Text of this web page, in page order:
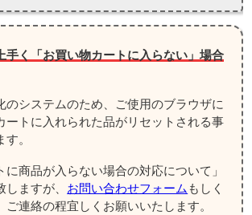
く「お買い物カートに入らない」場合
のシステムのため、ご使用のブラウザに
ートに入れられた品がリセットされる事
。
に商品が入らない場合の対応について」
ますが、 お問い合わせフォーム もしく
ご連絡の程宜しくお願いいたします。